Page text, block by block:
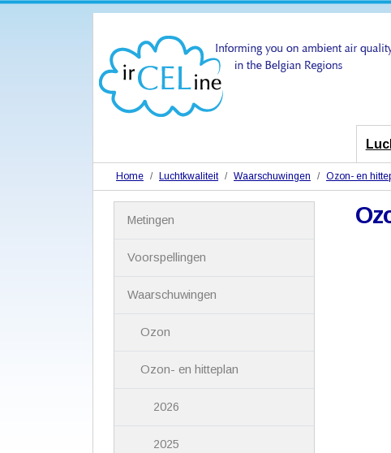
Home Luchtkwaliteit Waarschuwingen Ozon- en
Metingen
Voorspellingen
Waarschuwingen
Ozon
Ozon- en hitteplan
2026
2025